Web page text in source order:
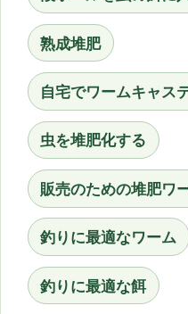
熟成堆肥
自宅でワームキャス
虫を堆肥化する
販売のための堆肥ワ
釣りに最適なワーム
釣りに最適な餌